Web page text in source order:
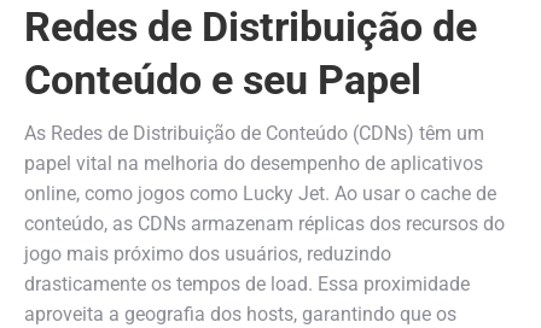
Redes de Distribuição de
Conteúdo e seu Papel
As Redes de Distribuição de Conteúdo (CDNs) têm um
papel vital na melhoria do desempenho de aplicativos
online, como jogos como Lucky Jet. Ao usar o cache de
conteúdo, as CDNs armazenam réplicas dos recursos do
jogo mais próximo dos usuários, reduzindo
drasticamente os tempos de load. Essa proximidade
aproveita a geografia dos hosts, garantindo que os